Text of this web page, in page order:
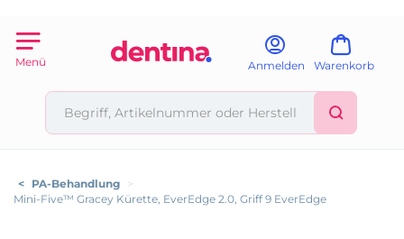
Menü Anmelden Warenkorb
< PA-Behandlung >
Mini-Five™ Gracey Kürette, EverEdge 2.0, Griff 9 EverEdge